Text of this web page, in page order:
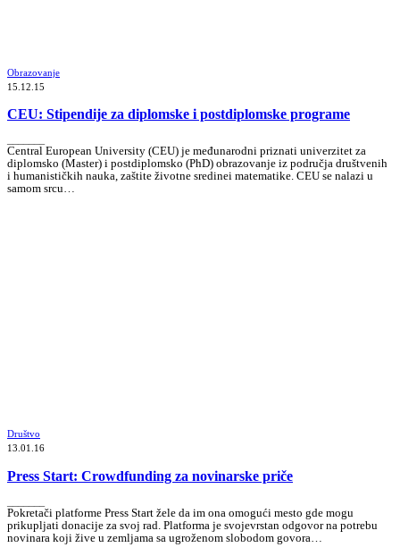
Obrazovanje
15.12.15
CEU: Stipendije za diplomske i postdiplomske programe
Central European University (CEU) je međunarodni priznati univerzitet za
diplomsko (Master) i postdiplomsko (PhD) obrazovanje iz područja društvenih
i humanističkih nauka, zaštite životne sredinei matematike. CEU se nalazi u
samom srcu…
Društvo
13.01.16
Press Start: Crowdfunding za novinarske priče
Pokretači platforme Press Start žele da im ona omogući mesto gde mogu
prikupljati donacije za svoj rad. Platforma je svojevrstan odgovor na potrebu
novinara koji žive u zemljama sa ugroženom slobodom govora…